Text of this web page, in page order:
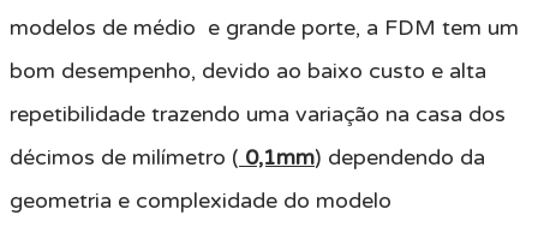
modelos de médio e grande porte, a FDM tem um
bom desempenho, devido ao baixo custo e alta
repetibilidade trazendo uma variação na casa dos
décimos de milímetro ( 0,1mm) dependendo da
geometria e complexidade do modelo